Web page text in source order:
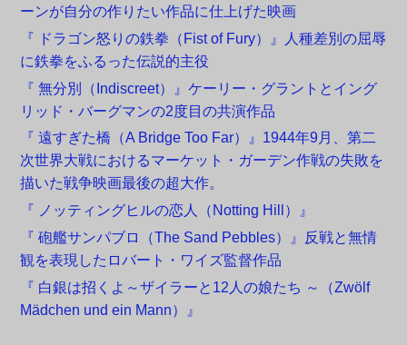
ーンが自分の作りたい作品に仕上げた映画
『 ドラゴン怒りの鉄拳（Fist of Fury）』人種差別の屈辱
に鉄拳をふるった伝説的主役
『 無分別（Indiscreet）』ケーリー・グラントとイング
リッド・バーグマンの2度目の共演作品
『 遠すぎた橋（A Bridge Too Far）』1944年9月、第二
次世界大戦におけるマーケット・ガーデン作戦の失敗を
描いた戦争映画最後の超大作。
『 ノッティングヒルの恋人（Notting Hill）』
『 砲艦サンパブロ（The Sand Pebbles）』反戦と無情
観を表現したロバート・ワイズ監督作品
『 白銀は招くよ～ザイラーと12人の娘たち ～（Zwölf
Mädchen und ein Mann）』